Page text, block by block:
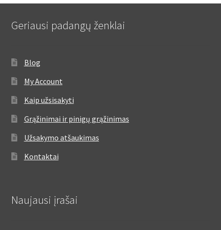
Geriausi padangų ženklai
Blog
My Account
Kaip užsisakyti
Grąžinimai ir pinigų grąžinimas
Užsakymo atšaukimas
Kontaktai
Naujausi įrašai